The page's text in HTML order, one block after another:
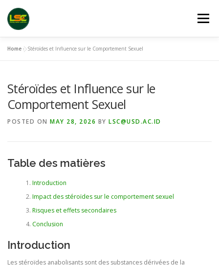
content
Menu
ACCEPTED ABSTRACTS VENUES
Home »Stéroïdes et Influence sur le Comportement Sexuel
Stéroïdes et Influence sur le
Comportement Sexuel
POSTED ON MAY 28, 2026 BY LSC@USD.AC.ID
Table des matières
Introduction
Impact des stéroïdes sur le comportement sexuel
Risques et effets secondaires
Conclusion
Introduction
Les stéroïdes anabolisants sont des substances dérivées de la